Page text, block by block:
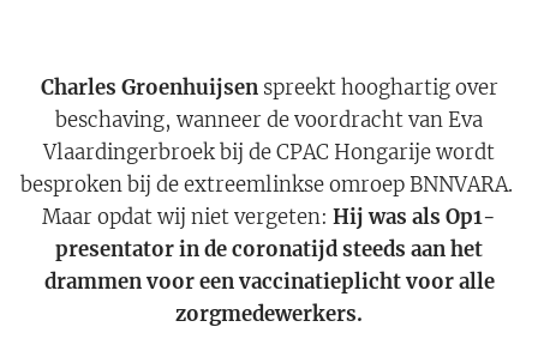
Charles Groenhuijsenspreekt hooghartig over
beschaving, wanneer de voordracht van Eva
Vlaardingerbroek bij de CPAC Hongarije wordt
besproken bij de extreemlinkse omroep BNNVARA.
Maar opdat wij niet vergeten: Hij was als Op1-
presentator in de coronatijd steeds aan het
drammen voor een vaccinatieplicht voor alle
zorgmedewerkers.